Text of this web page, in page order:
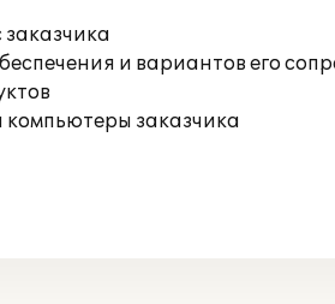
и вариантов его
заказчика